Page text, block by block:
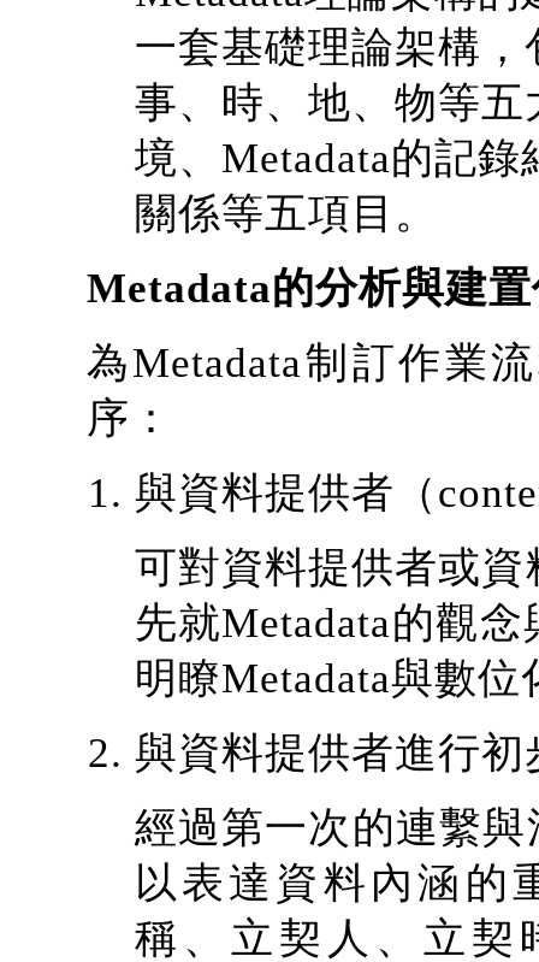
一套基礎理論架構，
事、時、地、物等五
境、Metadata的記
關係等五項目。
Metadata的分析與建
為Metadata制訂作業
序：
與資料提供者（
可對資料提供者或資
先就Metadata的觀
明瞭Metadata與數
與資料提供者進行初
經過第一次的連繫
以表達資料內涵的
稱、立契人、立契